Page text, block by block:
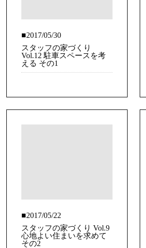
■2017/05/30
スタッフの家づくり
Vol.12 駐車スペースを考
える その1
■2017/05/22
スタッフの家づくり Vol.9
心地よい住まいを求めて
その2